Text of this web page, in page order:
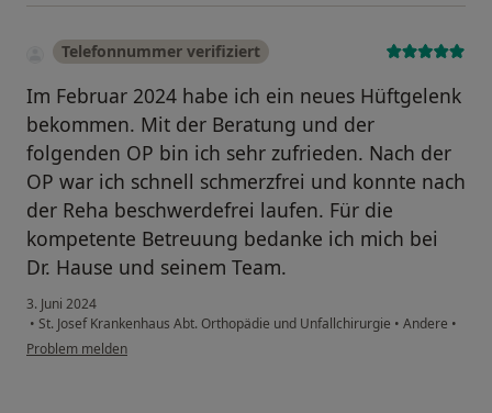
Telefonnummer verifiziert
Im Februar 2024 habe ich ein neues Hüftgelenk
bekommen. Mit der Beratung und der
folgenden OP bin ich sehr zufrieden. Nach der
OP war ich schnell schmerzfrei und konnte nach
der Reha beschwerdefrei laufen. Für die
kompetente Betreuung bedanke ich mich bei
Dr. Hause und seinem Team.
3. Juni 2024
• St. Josef Krankenhaus Abt. Orthopädie und Unfallchirurgie • Andere •
Problem melden